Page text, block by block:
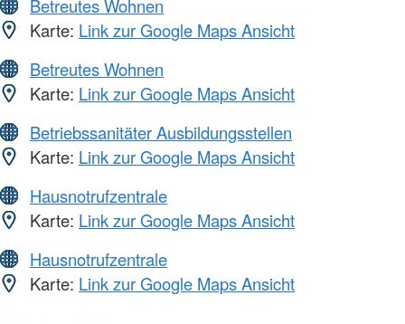
Betreutes Wohnen
Karte: Link zur Google Maps Ansicht
Betreutes Wohnen
Karte: Link zur Google Maps Ansicht
Betriebssanitäter Ausbildungsstellen
Karte: Link zur Google Maps Ansicht
Hausnotrufzentrale
Karte: Link zur Google Maps Ansicht
Hausnotrufzentrale
Karte: Link zur Google Maps Ansicht